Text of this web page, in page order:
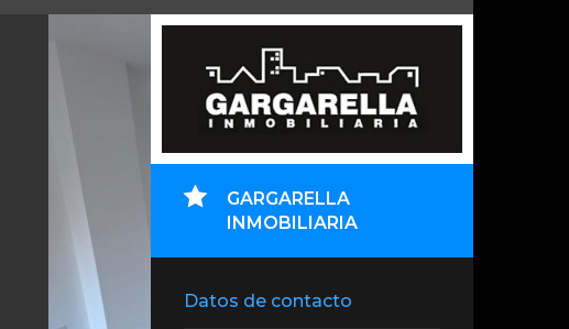
GARGARELLA
INMOBILIARIA
Datos de contacto